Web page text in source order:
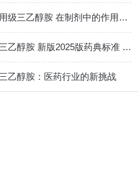
晋湘药用级三乙醇胺 在制剂中的作用用途
药用级三乙醇胺 新版2025版药典标准 500g/瓶发货
乙醇胺：医药行业的新挑战